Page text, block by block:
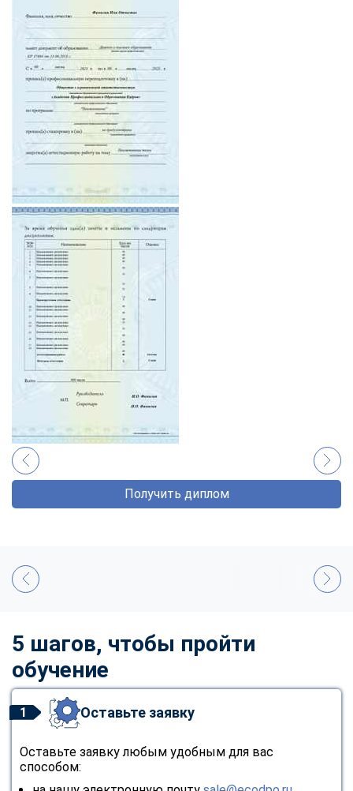
Получить диплом
5 шагов, чтобы пройти
обучение
1 Оставьте заявку
Оставьте заявку любым удобным для вас
способом: